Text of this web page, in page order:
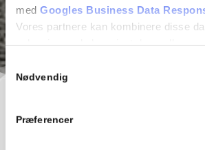
med Googles Business Data
Vores partnere kan kombinere disse
Samtykkevalg
Nødvendig
Præferencer